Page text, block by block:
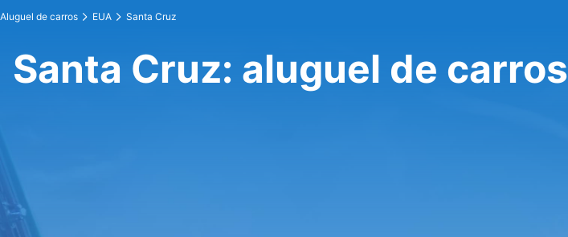
Aluguel de carros EUA Santa Cruz
Santa Cruz: aluguel de carros